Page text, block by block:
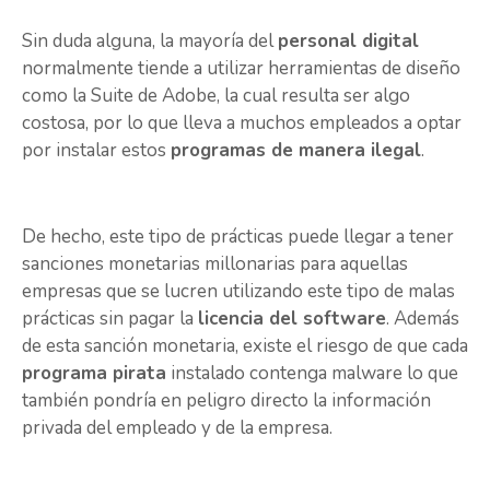
Sin duda alguna, la mayoría delpersonal digital
normalmente tiende a utilizar herramientas de diseño
como la Suite de Adobe, la cual resulta ser algo
costosa, por lo que lleva a muchos empleados a optar
por instalar estos programas de manera ilegal.
De hecho, este tipo de prácticas puede llegar a tener
sanciones monetarias millonarias para aquellas
empresas que se lucren utilizando este tipo de malas
prácticas sin pagar la licencia del software. Además
de esta sanción monetaria, existe el riesgo de que cada
programa pirata instalado contenga malware lo que
también pondría en peligro directo la información
privada del empleado y de la empresa.